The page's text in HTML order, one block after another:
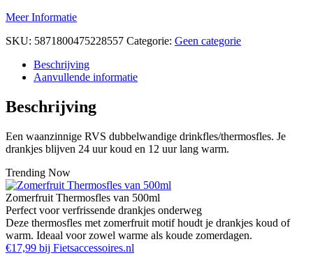
Meer Informatie
SKU: 5871800475228557 Categorie: Geen categorie
Beschrijving
Aanvullende informatie
Beschrijving
Een waanzinnige RVS dubbelwandige drinkfles/thermosfles. Je
drankjes blijven 24 uur koud en 12 uur lang warm.
Trending Now
Zomerfruit Thermosfles van 500ml
Perfect voor verfrissende drankjes onderweg
Deze thermosfles met zomerfruit motif houdt je drankjes koud of
warm. Ideaal voor zowel warme als koude zomerdagen.
€17,99 bij Fietsaccessoires.nl